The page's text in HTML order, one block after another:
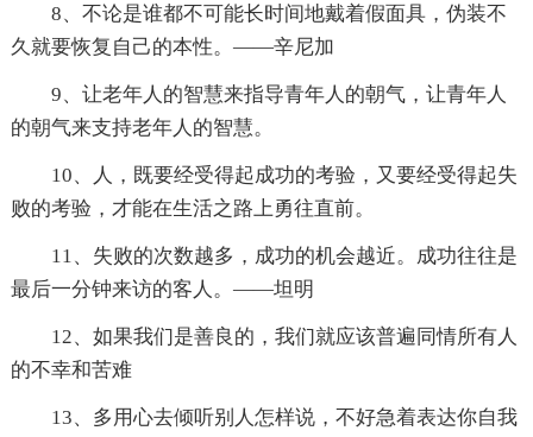
8、不论是谁都不可能长时间地戴着假面具，伪装不
久就要恢复自己的本性。——辛尼加
9、让老年人的智慧来指导青年人的朝气，让青年人
的朝气来支持老年人的智慧。
10、人，既要经受得起成功的考验，又要经受得起失
败的考验，才能在生活之路上勇往直前。
11、失败的次数越多，成功的机会越近。成功往往是
最后一分钟来访的客人。——坦明
12、如果我们是善良的，我们就应该普遍同情所有人
的不幸和苦难
13、多用心去倾听别人怎样说，不好急着表达你自我